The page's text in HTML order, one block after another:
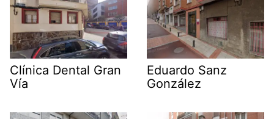
Clínica Dental Gran
Vía
Eduardo Sanz
González